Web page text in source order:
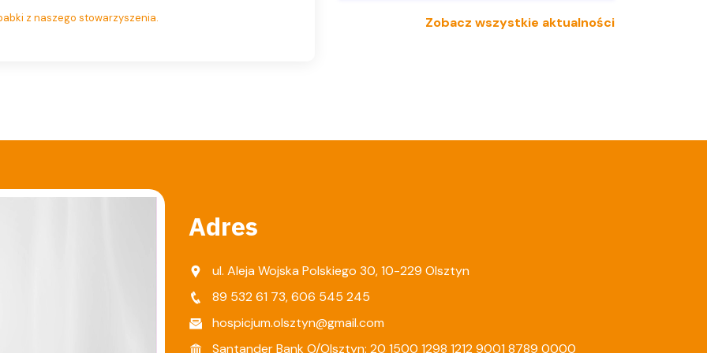
z naszego stowarzyszenia.
Zobacz wszystkie aktualności
Adres
ul. Aleja Wojska Polskiego 30, 10-229 Olsztyn
89 532 61 73,606 545 245
hospicjum.olsztyn@gmail.com
Santander Bank O/Olsztyn: 20 1500 1298 1212 9001 8789 0000